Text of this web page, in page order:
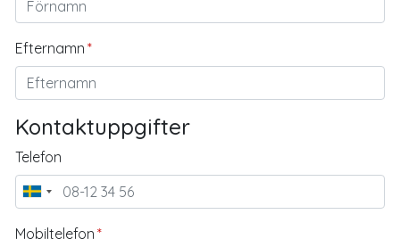
Efternamn
Kontaktuppgifter
Telefon
Mobiltelefon